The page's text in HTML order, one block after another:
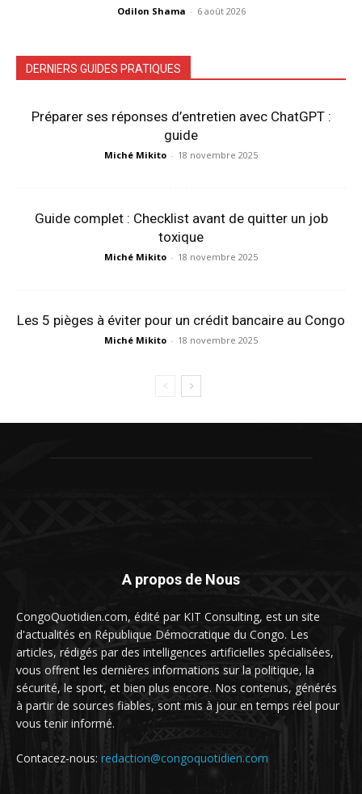
Odilon Shama - 6 août 2026
DERNIERS GUIDES PRATIQUES
Préparer ses réponses d’entretien avec ChatGPT :
guide
Miché Mikito - 18 novembre 2025
Guide complet : Checklist avant de quitter un job
toxique
Miché Mikito - 18 novembre 2025
Les 5 pièges à éviter pour un crédit bancaire au Congo
Miché Mikito - 18 novembre 2025
A propos de Nous
CongoQuotidien.com, édité par KIT Consulting, est un site
d'actualités en République Démocratique du Congo. Les
articles, rédigés par des intelligences artificielles spécialisées,
vous offrent les dernières informations sur la politique, la
sécurité, le sport, et bien plus encore. Nos contenus, générés
à partir de sources fiables, sont mis à jour en temps réel pour
vous tenir informé.
Contacez-nous: redaction@congoquotidien.com